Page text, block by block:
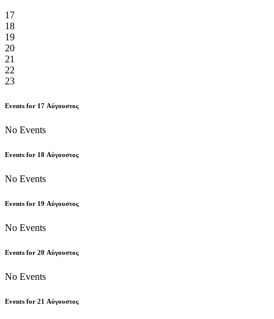
17
18
19
20
21
22
23
Events for 17 Αύγουστος
No Events
Events for 18 Αύγουστος
No Events
Events for 19 Αύγουστος
No Events
Events for 20 Αύγουστος
No Events
Events for 21 Αύγουστος